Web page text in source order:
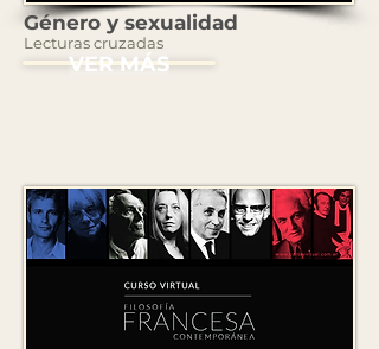
Género y sexualidad
Lecturas cruzadas
VER MÁS